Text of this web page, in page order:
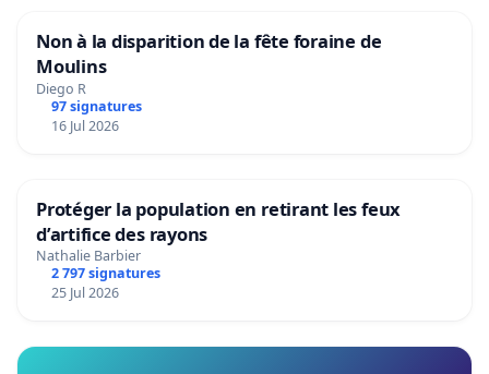
Non à la disparition de la fête foraine de
Moulins
Diego R
97 signatures
16 Jul 2026
Protéger la population en retirant les feux
d’artifice des rayons
Nathalie Barbier
2 797 signatures
25 Jul 2026